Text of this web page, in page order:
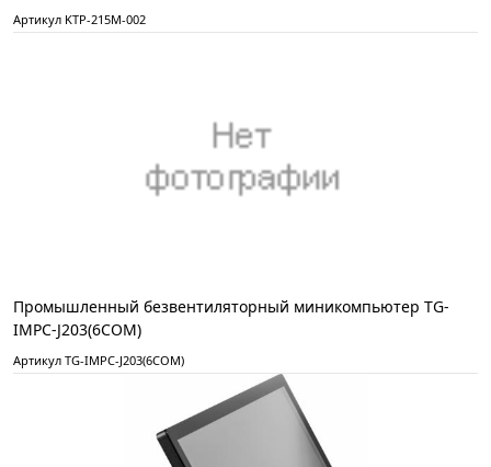
Артикул KTP-215M-002
Промышленный безвентиляторный миникомпьютер TG-
IMPC-J203(6COM)
Артикул TG-IMPC-J203(6COM)